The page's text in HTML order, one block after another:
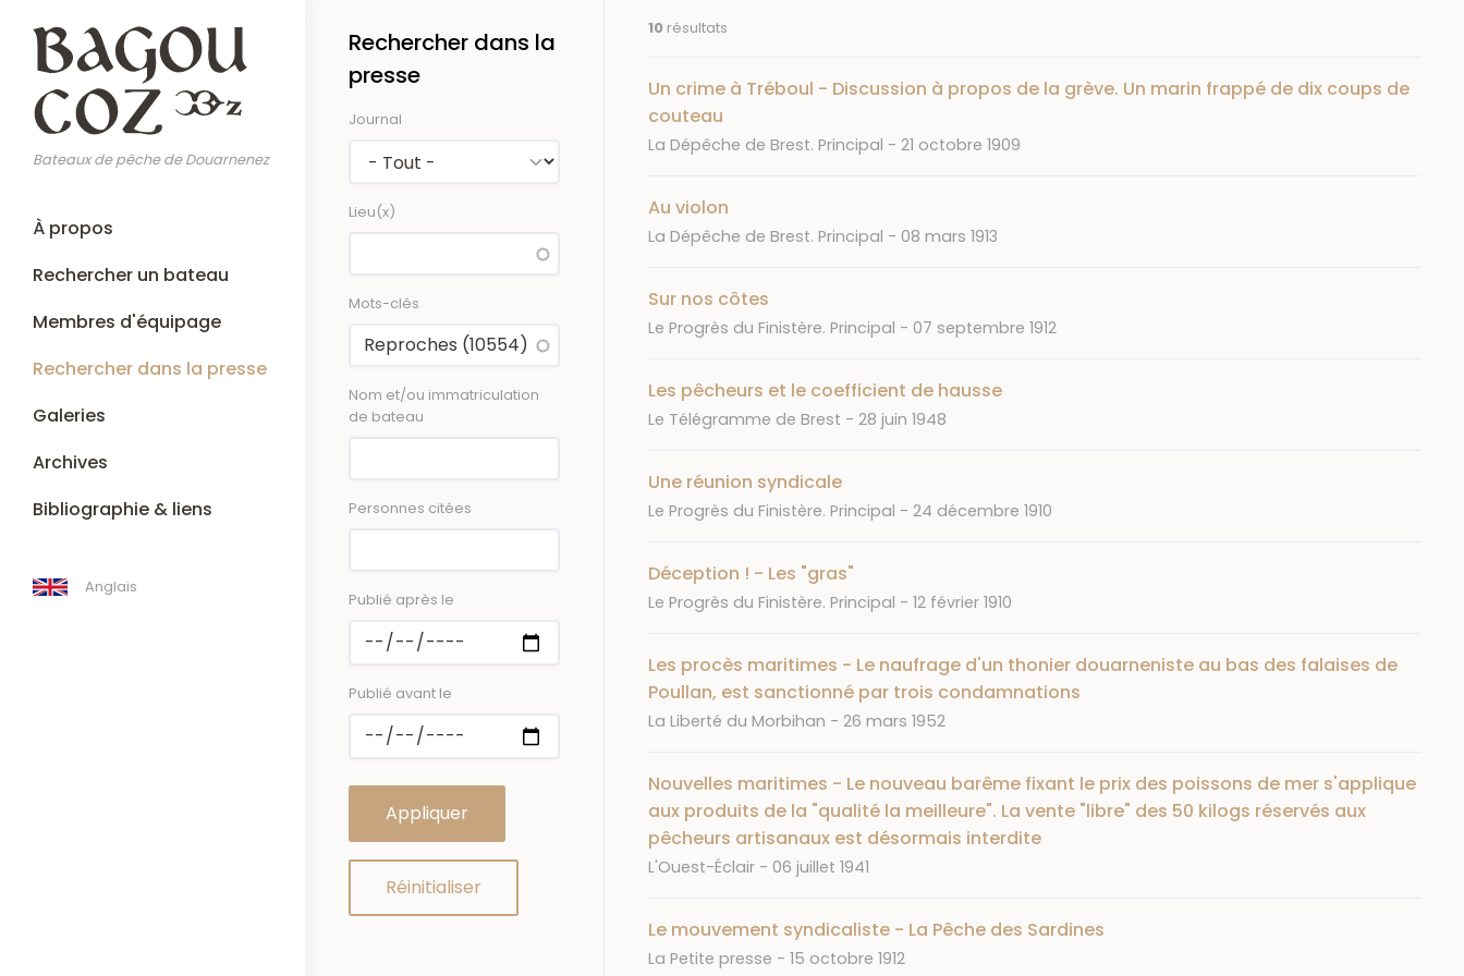
contenu
principal
Bateaux de pêche de Douarnenez
Main
navigation
À propos
Rechercher un bateau
Membres d'équipage
Rechercher dans la presse
Galeries
Archives
Bibliographie & liens
Anglais
Rechercher dans la
presse
Journal
Lieu(x)
Mots-clés
Nom et/ou immatriculation
de bateau
Personnes citées
Publié après le
Publié avant le
10 résultats
Un crime à Tréboul - Discussion à propos de la grève. Un marin frappé de dix coups de
couteau
Journal
La Dépêche de Brest. Principal Date
21 octobre 1909
Au violon
Journal
La Dépêche de Brest. Principal Date
08 mars 1913
Sur nos côtes
Journal
Le Progrès du Finistère. Principal Date
07 septembre 1912
Les pêcheurs et le coefficient de hausse
Journal
Le Télégramme de Brest Date
28 juin 1948
Une réunion syndicale
Journal
Le Progrès du Finistère. Principal Date
24 décembre 1910
Déception ! - Les "gras"
Journal
Le Progrès du Finistère. Principal Date
12 février 1910
Les procès maritimes - Le naufrage d'un thonier douarneniste au bas des falaises de
Poullan, est sanctionné par trois condamnations
Journal
La Liberté du Morbihan Date
26 mars 1952
Nouvelles maritimes - Le nouveau barême fixant le prix des poissons de mer s'applique
aux produits de la "qualité la meilleure". La vente "libre" des 50 kilogs réservés aux
pêcheurs artisanaux est désormais interdite
Journal
L'Ouest-Éclair Date
06 juillet 1941
Le mouvement syndicaliste - La Pêche des Sardines
Journal
La Petite presse Date
15 octobre 1912